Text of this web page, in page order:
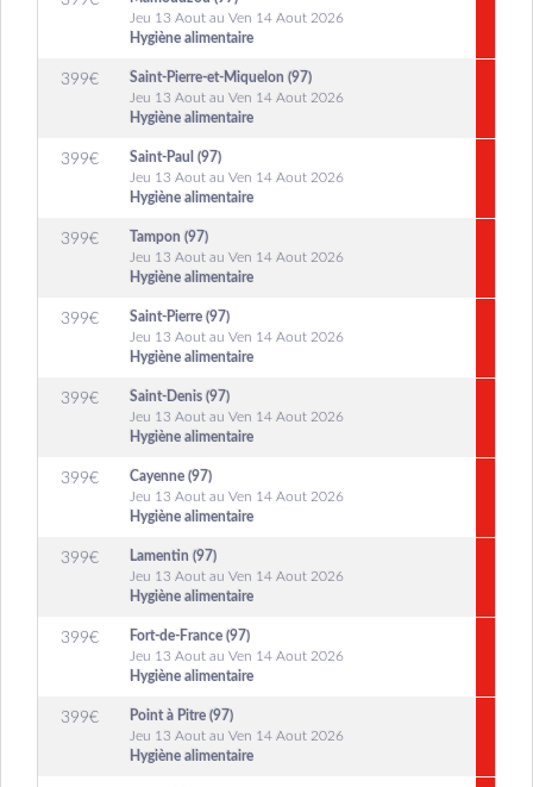
Jeu 13 Aout au Ven 14 Aout 2026
Hygiène alimentaire
399€
Saint-Pierre-et-Miquelon (97)
Jeu 13 Aout au Ven 14 Aout 2026
Hygiène alimentaire
399€
Saint-Paul (97)
Jeu 13 Aout au Ven 14 Aout 2026
Hygiène alimentaire
399€
Tampon (97)
Jeu 13 Aout au Ven 14 Aout 2026
Hygiène alimentaire
399€
Saint-Pierre (97)
Jeu 13 Aout au Ven 14 Aout 2026
Hygiène alimentaire
399€
Saint-Denis (97)
Jeu 13 Aout au Ven 14 Aout 2026
Hygiène alimentaire
399€
Cayenne (97)
Jeu 13 Aout au Ven 14 Aout 2026
Hygiène alimentaire
399€
Lamentin (97)
Jeu 13 Aout au Ven 14 Aout 2026
Hygiène alimentaire
399€
Fort-de-France (97)
Jeu 13 Aout au Ven 14 Aout 2026
Hygiène alimentaire
399€
Point à Pitre (97)
Jeu 13 Aout au Ven 14 Aout 2026
Hygiène alimentaire